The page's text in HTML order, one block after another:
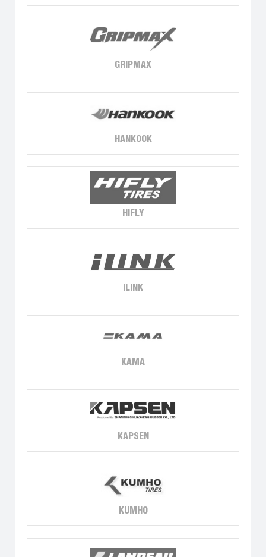
GRIPMAX
HANKOOK
HIFLY
ILINK
KAMA
KAPSEN
KUMHO